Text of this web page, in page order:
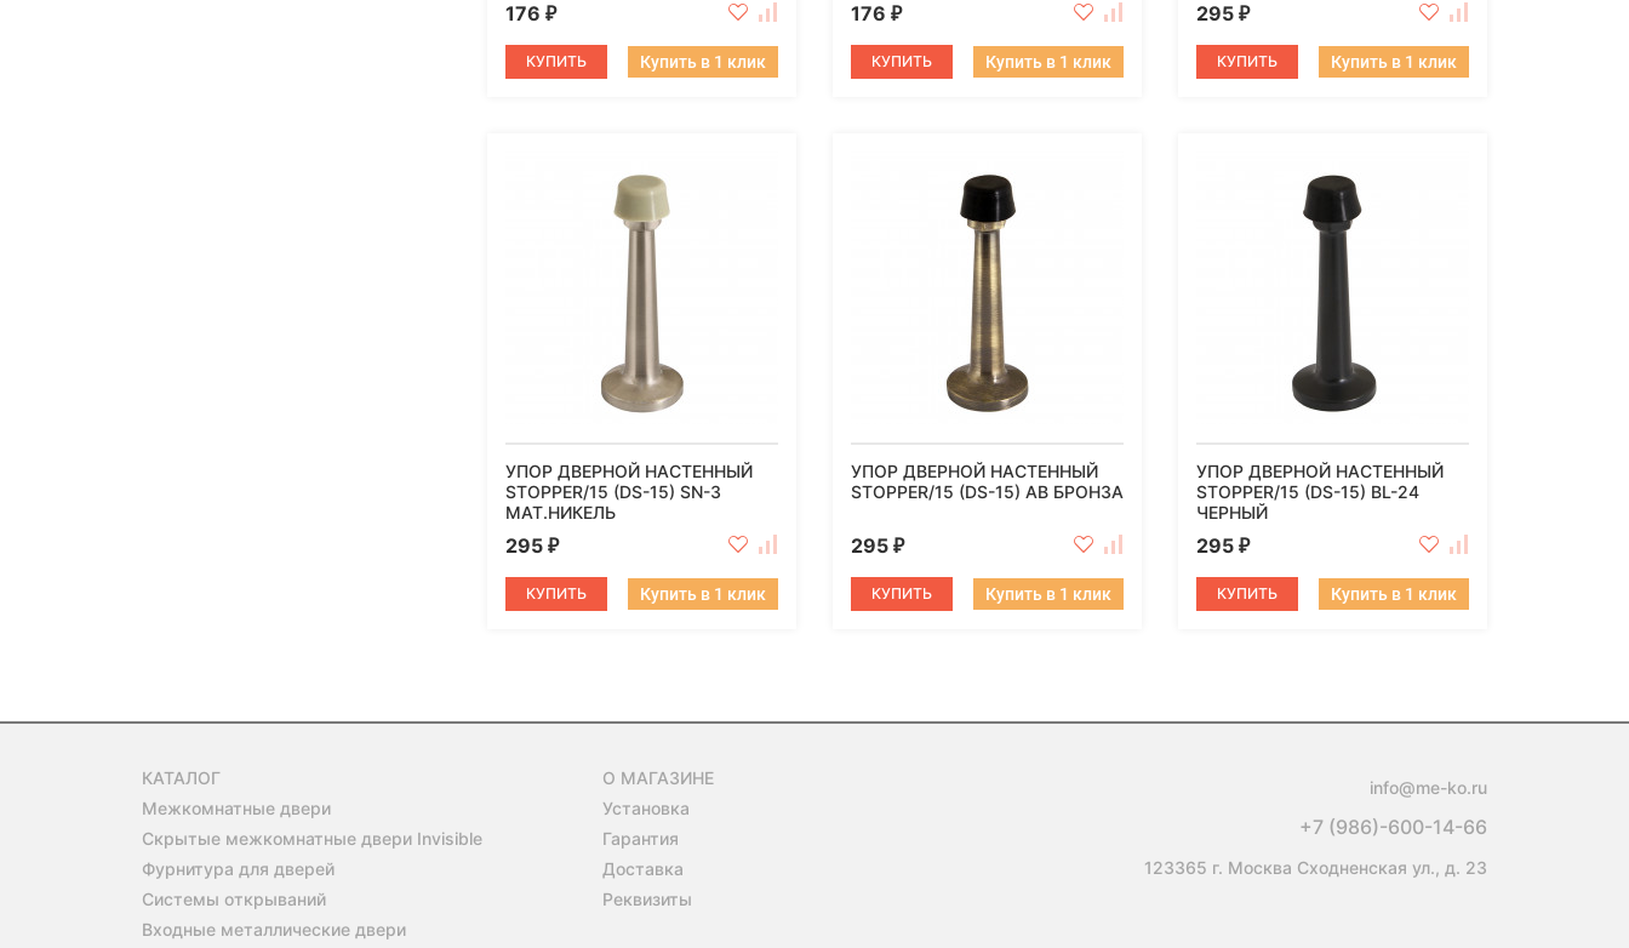
176 ₽
КУПИТЬ Купить в 1 клик
176 ₽
КУПИТЬ Купить в 1 клик
295 ₽
КУПИТЬ Купить в 1 клик
УПОР ДВЕРНОЙ НАСТЕННЫЙ
STOPPER/15 (DS-15) SN-3
МАТ.НИКЕЛЬ
295 ₽
КУПИТЬ Купить в 1 клик
УПОР ДВЕРНОЙ НАСТЕННЫЙ
STOPPER/15 (DS-15) AB БРОНЗА
295 ₽
КУПИТЬ Купить в 1 клик
УПОР ДВЕРНОЙ НАСТЕННЫЙ
STOPPER/15 (DS-15) BL-24
ЧЕРНЫЙ
295 ₽
КУПИТЬ Купить в 1 клик
КАТАЛОГ
Межкомнатные двери
Скрытые межкомнатные двери Invisible
Фурнитура для дверей
Системы открываний
Входные металлические двери
О МАГАЗИНЕ
Установка
Гарантия
Доставка
Реквизиты
info@me-ko.ru
+7 (986)-600-14-66
123365 г. Москва Сходненская ул., д. 23